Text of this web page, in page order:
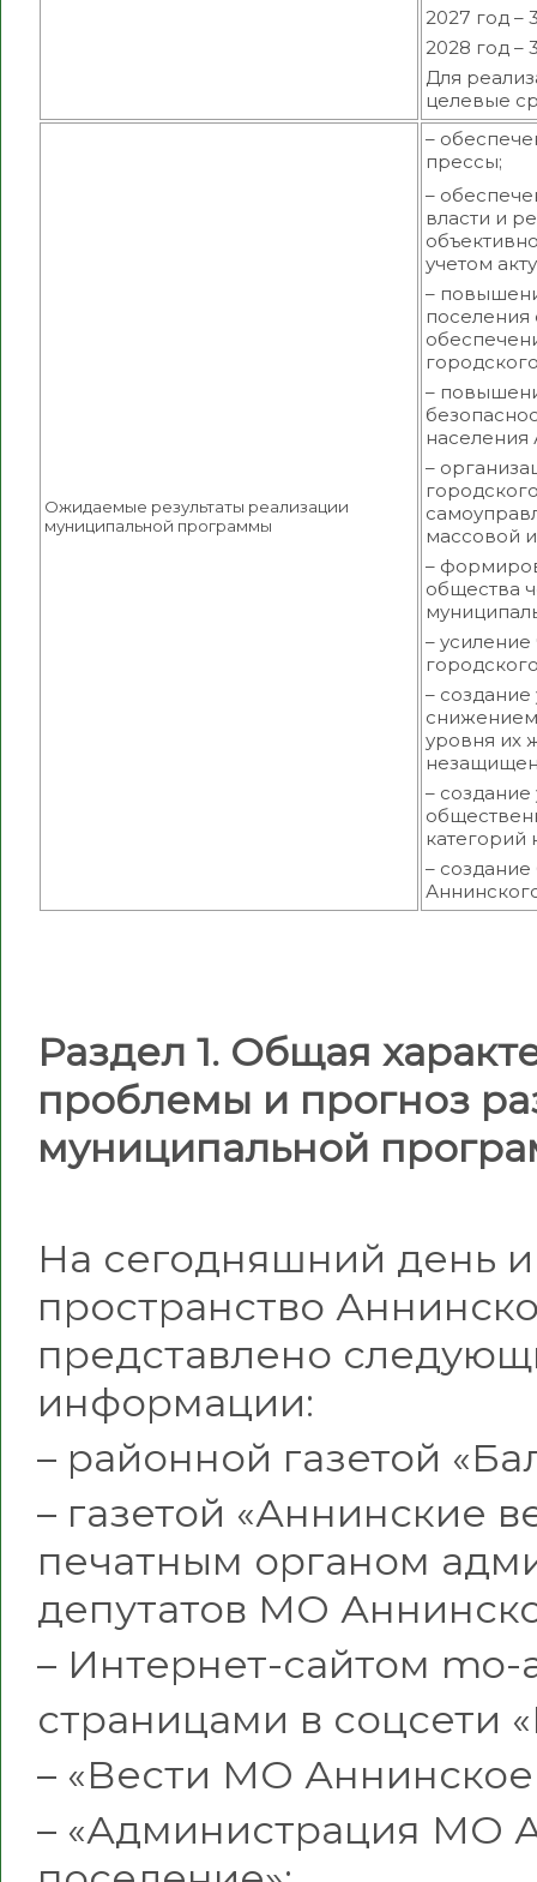
2027 год –
2028 год –
Для
целевые
Ожидаемые результаты реализации
муниципальной программы
–
прессы;
–
власти и
учетом
–
поселения
–
населения
–
массовой
–
общества
–
–
уровня их
– создание
категорий
–
Раздел 1. Общая
проблемы и прогноз
муниципальной
На сегодняшний день
пространство
представлено
информации:
– районной газетой
– газетой «Аннинские
печатным органом
депутатов МО
– Интернет-сайтом mo-
страницами в соцсети
– «Вести МО
– «Администрация МО